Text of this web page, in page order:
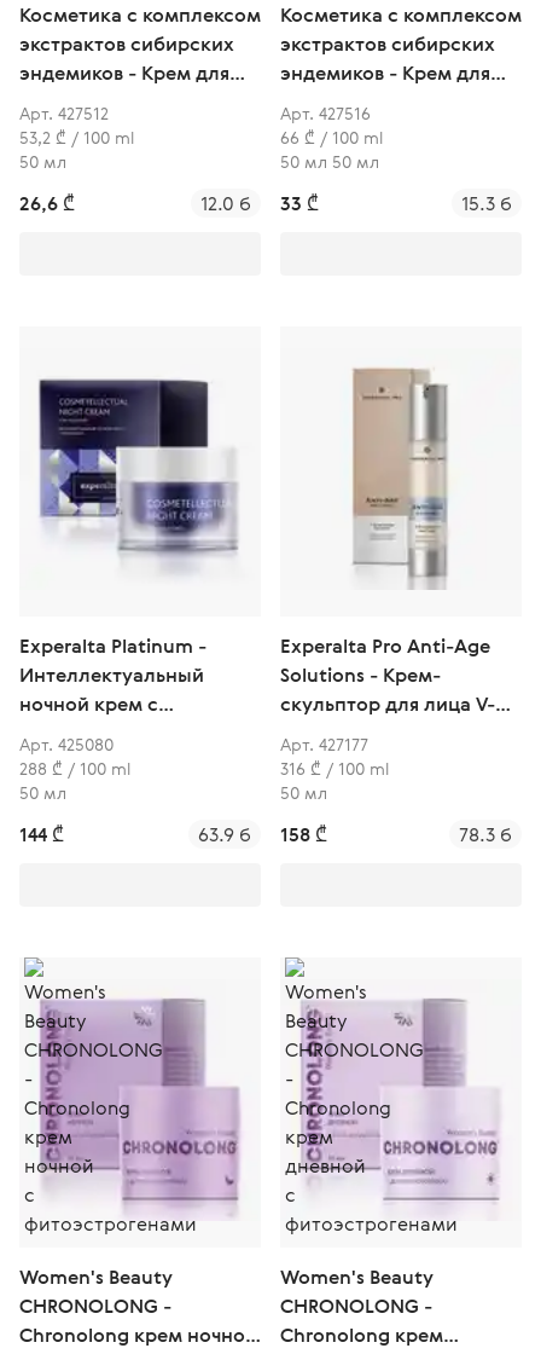
Косметика с комплексом
экстрактов сибирских
эндемиков - Крем для
лица с омега-кислотами
и бета-каротином
Арт. 427512
53,2 ₾ / 100 ml
50 мл
26,6 ₾ 12.0 б
Косметика с комплексом
экстрактов сибирских
эндемиков - Крем для
проблемной кожи
Арт. 427516
66 ₾ / 100 ml
50 мл 50 мл
33 ₾ 15.3 б
Experalta Platinum -
Интеллектуальный
ночной крем с
мелатонином
Арт. 425080
288 ₾ / 100 ml
50 мл
144 ₾ 63.9 б
Experalta Pro Anti-Age
Solutions - Крем-
скульптор для лица V-
shape
Арт. 427177
316 ₾ / 100 ml
50 мл
158 ₾ 78.3 б
Women's Beauty
CHRONOLONG -
Chronolong крем ночной
Women's Beauty
CHRONOLONG -
Chronolong крем